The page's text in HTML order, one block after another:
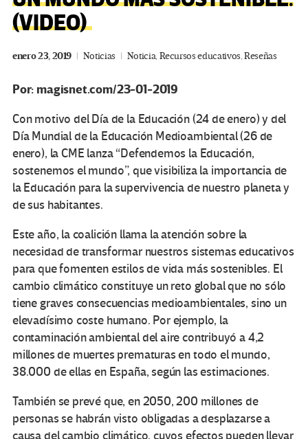
(VIDEO)
enero 23, 2019 Noticias Noticia,Recursos educativos,Reseñas
Por: magisnet.com/23-01-2019
Con motivo del Día de la Educación (24 de enero) y del
Día Mundial de la Educación Medioambiental (26 de
enero), la CME lanza “Defendemos la Educación,
sostenemos el mundo”, que visibiliza la importancia de
la Educación para la supervivencia de nuestro planeta y
de sus habitantes.
Este año, la coalición llama la atención sobre la
necesidad de transformar nuestros sistemas educativos
para que fomenten estilos de vida más sostenibles. El
cambio climático constituye un reto global que no sólo
tiene graves consecuencias medioambientales, sino un
elevadísimo coste humano. Por ejemplo, la
contaminación ambiental del aire contribuyó a 4,2
millones de muertes prematuras en todo el mundo,
38.000 de ellas en España, según las estimaciones.
También se prevé que, en 2050, 200 millones de
personas se habrán visto obligadas a desplazarse a
causa del cambio climático, cuyos efectos pueden llevar